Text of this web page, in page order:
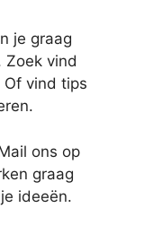
je graag
Zoek vind
Of vind tips
ons op
graag
ideeën.